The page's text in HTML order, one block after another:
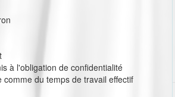
à l'obligation de confidentialité
comme du temps de travail effectif